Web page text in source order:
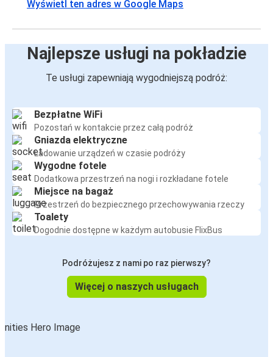
Wyświetl ten adres w Google Maps
Najlepsze usługi na pokładzie
Te usługi zapewniają wygodniejszą podróż:
Bezpłatne WiFi
Pozostań w kontakcie przez całą podróż
Gniazda elektryczne
Ładowanie urządzeń w czasie podróży
Wygodne fotele
Dodatkowa przestrzeń na nogi i rozkładane fotele
Miejsce na bagaż
Przestrzeń do bezpiecznego przechowywania rzeczy
Toalety
Dogodnie dostępne w każdym autobusie FlixBus
Podróżujesz z nami po raz pierwszy?
Więcej o naszych usługach